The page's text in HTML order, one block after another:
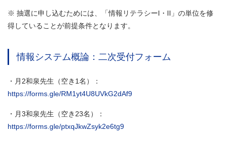
※ 抽選に申し込むためには、「情報リテラシーI・II」の単位を修
得していることが前提条件となります。
情報システム概論：二次受付フォーム
・月2和泉先生（空き1名）：
https://forms.gle/RM1yt4U8UVkG2dAf9
・月3和泉先生（空き23名）：
https://forms.gle/ptxqJkwZsyk2e6tg9